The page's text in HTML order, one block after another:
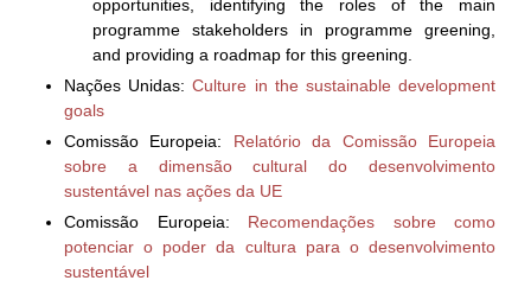
opportunities, identifying the roles of the main
programme stakeholders in programme greening,
and providing a roadmap for this greening.
Nações Unidas:Culture in the sustainable development
goals
Comissão Europeia: Relatório da Comissão Europeia
sobre a dimensão cultural do desenvolvimento
sustentável nas ações da UE
Comissão Europeia: Recomendações sobre como
potenciar o poder da cultura para o desenvolvimento
sustentável